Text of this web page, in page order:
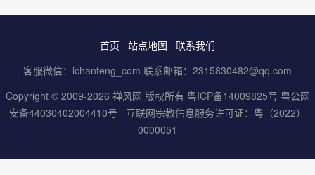
首页 站点地图
联系我们
客服微信：ichanfeng_com 联系邮箱：2315830482@qq.com
Copyright © 2009-2026 禅风网 版权所有 粤ICP备14009825号 粤公网
安备44030402004410号
互联网宗教信息服务许可证：粤（2022）
0000051